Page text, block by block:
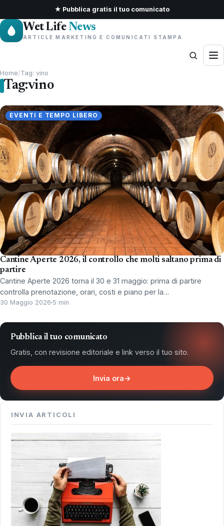
★ Pubblica gratis il tuo comunicato
Wet Life News
ARTICLE MARKETING E COMUNICATI STAMPA
Home/Tag: vino
Tag:vino
EVENTI E TEMPO LIBERO
Cantine Aperte 2026, il controllo che molti saltano prima di
partire
Cantine Aperte 2026 torna il 30 e 31 maggio: prima di partire
controlla prenotazione, orari, costi e piano per la…
30 Maggio 2026 5 min
Pubblica il tuo comunicato
Gratis, con revisione editoriale e link verso il tuo sito.
Invia ora→
INVIA ARTICOLI